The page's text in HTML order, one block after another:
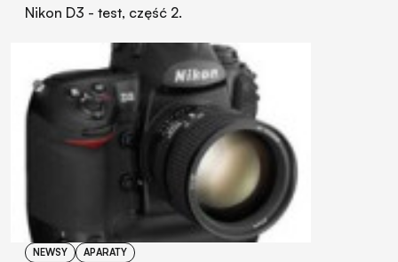
Nikon D3 - test, część 2.
NEWSY APARATY